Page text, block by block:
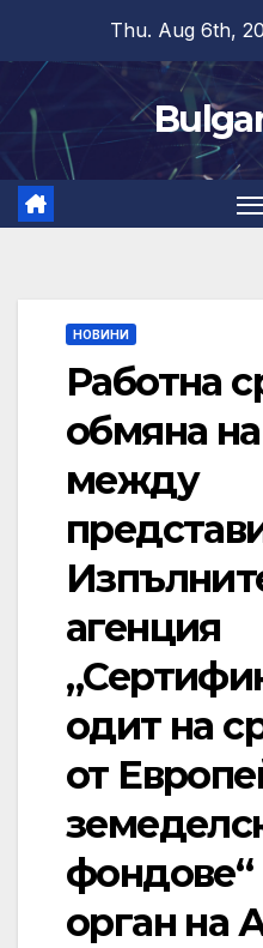
content
Thu. Aug 6th,
НОВИНИ
Работна
обмяна
между
агенция
одит на
от
орган на